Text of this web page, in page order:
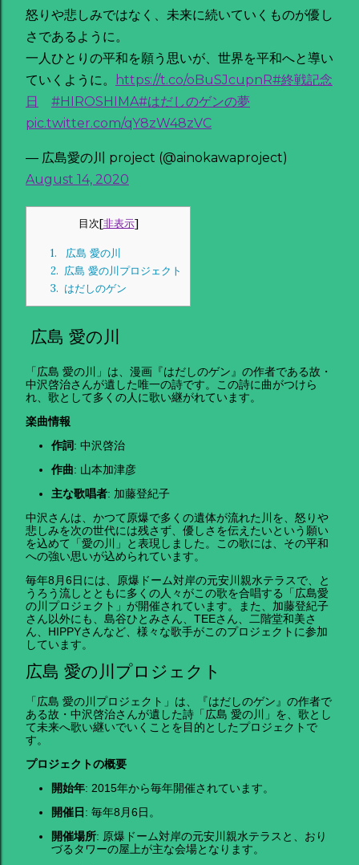
怒りや悲しみではなく、未来に続いていくものが優し
さであるように。
一人ひとりの平和を願う思いが、世界を平和へと導い
ていくように。
https://t.co/oBuSJcupnR#終戦記念
日
#HIROSHIMA#はだしのゲンの夢
pic.twitter.com/qY8zW48zVC
— 広島愛の川 project (@ainokawaproject)
August 14, 2020
目次[非表示]
1.
広島 愛の川
2. 広島 愛の川プロジェクト
3. はだしのゲン
広島 愛の川
「広島 愛の川」は、漫画『はだしのゲン』の作者である故・
中沢啓治さんが遺した唯一の詩です。この詩に曲がつけら
れ、歌として多くの人に歌い継がれています。
楽曲情報
作詞: 中沢啓治
作曲: 山本加津彦
主な歌唱者: 加藤登紀子
中沢さんは、かつて原爆で多くの遺体が流れた川を、怒りや
悲しみを次の世代には残さず、優しさを伝えたいという願い
を込めて「愛の川」と表現しました。この歌には、その平和
への強い思いが込められています。
毎年8月6日には、原爆ドーム対岸の元安川親水テラスで、と
うろう流しとともに多くの人々がこの歌を合唱する「広島愛
の川プロジェクト」が開催されています。また、加藤登紀子
さん以外にも、島谷ひとみさん、TEEさん、二階堂和美さ
ん、HIPPYさんなど、様々な歌手がこのプロジェクトに参加
しています。
広島 愛の川プロジェクト
「広島 愛の川プロジェクト」は、『はだしのゲン』の作者で
ある故・中沢啓治さんが遺した詩「広島 愛の川」を、歌とし
て未来へ歌い継いでいくことを目的としたプロジェクトで
す。
プロジェクトの概要
開始年: 2015年から毎年開催されています。
開催日 : 毎年8月6日。
開催場所: 原爆ドーム対岸の元安川親水テラスと、おり
づるタワーの屋上が主な会場となります。